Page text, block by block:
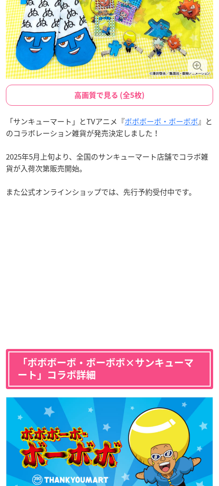
高画質で見る (全5枚)
「サンキューマート」とTVアニメ『ボボボーボ・ボーボボ』と
のコラボレーション雑貨が発売決定しました！
2025年5月上旬より、全国のサンキューマート店舗でコラボ雑
貨が入荷次第販売開始。
また公式オンラインショップでは、先行予約受付中です。
「ボボボーボ・ボーボボ×サンキューマ
ート」コラボ詳細